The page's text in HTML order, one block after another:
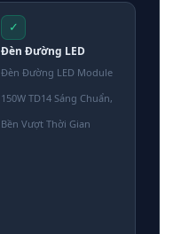
✓
Đèn Đường LED
Đèn Đường LED Module
150W TD14 Sáng Chuẩn,
Bền Vượt Thời Gian